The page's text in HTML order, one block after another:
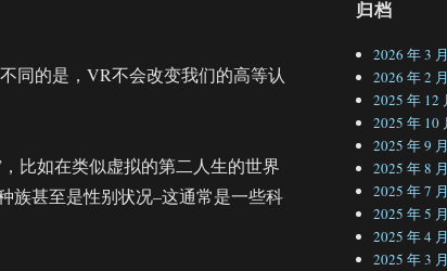
同的是，VR不会改变我们的高等认
比如在类似虚拟的第二人生的世界
族甚至是性别状况–这通常是一些科
归档
2026 年 3 月
2026 年 2 月
2025 年 12
2025 年 10
2025 年 9 月
2025 年 8 月
2025 年 7 月
2025 年 5 月
2025 年 4 月
2025 年 3 月